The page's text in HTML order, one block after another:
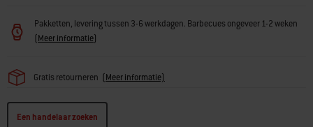
Pakketten, levering tussen 3-6 werkdagen. Barbecues ongeveer 1-2 weken
(Meer informatie)
Gratis retourneren (Meer informatie)
Een handelaar zoeken